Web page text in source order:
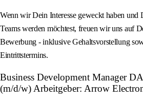
Wenn wir Dein Interesse geweckt haben
Teams werden möchtest, freuen wir uns auf
Bewerbung - inklusive Gehaltsvorstellung
Eintrittstermins.
Business Development Manager
(m/d/w) Arbeitgeber: Arrow